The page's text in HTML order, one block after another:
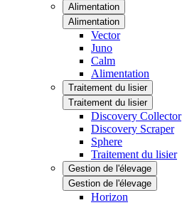
Alimentation
Alimentation
Vector
Juno
Calm
Alimentation
Traitement du lisier
Traitement du lisier
Discovery Collector
Discovery Scraper
Sphere
Traitement du lisier
Gestion de l'élevage
Gestion de l'élevage
Horizon